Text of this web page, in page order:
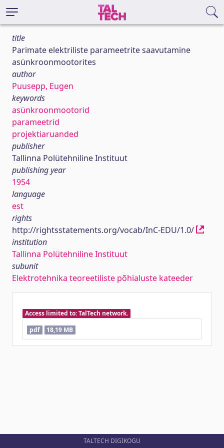
title
Parimate elektriliste parameetrite saavutamine
asünkroonmootorites
author
Puusepp, Eugen
keywords
asünkroonmootorid
parameetrid
projektiaruanded
publisher
Tallinna Polütehniline Instituut
publishing year
1954
language
est
rights
http://rightsstatements.org/vocab/InC-EDU/1.0/
institution
Tallinna Polütehniline Instituut
subunit
Elektrotehnika teoreetiliste põhialuste kateeder
Access limited to: TalTech network.
pdf
18,19 MB
TALTECH DIGIKOGU